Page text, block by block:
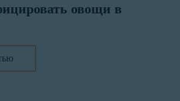
овощи в